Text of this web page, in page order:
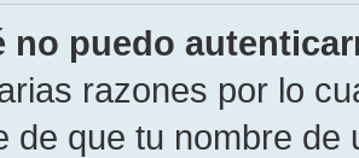
no puedo
razones por lo
de que tu nombre